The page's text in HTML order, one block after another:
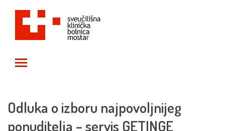
Odluka o izboru najpovoljnijeg
ponuditelja – servis GETINGE